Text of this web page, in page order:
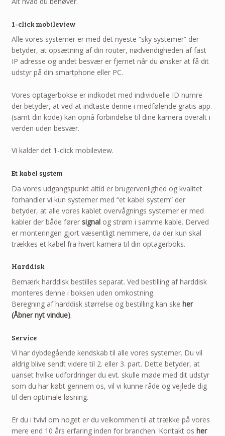
1-click mobileview
Alle vores systemer er med det nyeste “sky systemer” der
betyder, at opsætning af din router, nødvendigheden af fast
IP adresse og andet besvær er fjernet når du ønsker at få dit
udstyr på din smartphone eller PC.
Vores optagerbokse er indkodet med individuelle ID numre
der betyder, at ved at indtaste denne i medfølende gratis app.
(samt din kode) kan opnå forbindelse til dine kamera overalt i
verden uden besvær.
Vi kalder det 1-click mobileview.
Et kabel system
Da vores udgangspunkt altid er brugervenlighed og kvalitet
forhandler vi kun systemer med “et kabel system” der
betyder, at alle vores kablet overvågnings systemer er med
kabler der både førersignalog strøm i samme kable. Derved
er monteringen gjort væsentligt nemmere, da der kun skal
trækkes et kabel fra hvert kamera til din optagerboks.
Harddisk
Bemærk harddisk bestilles separat. Ved bestilling af harddisk
monteres denne i boksen uden omkostning.
Beregning af harddisk størrelse og bestilling kan ske her
(Åbner nyt vindue).
Service
Vi har dybdegående kendskab til alle vores systemer. Du vil
aldrig blive sendt videre til 2. eller 3. part. Dette betyder, at
uanset hvilke udfordringer du evt. skulle møde med dit udstyr
som du har købt gennem os, vil vi kunne råde og vejlede dig
til den optimale løsning.
Er du i tvivl om noget er du velkommen til at trække på vores
mere end 10 års erfaring inden for branchen. Kontakt os her